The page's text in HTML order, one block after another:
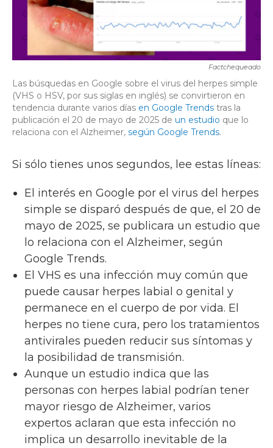
Factchequeado
Las búsquedas en Google sobre el virus del herpes simple
(VHS o HSV, por sus siglas en inglés) se convirtieron en
tendencia durante varios días en Google Trends tras la
publicación el 20 de mayo de 2025 de un estudio que lo
relaciona con el Alzheimer, según Google Trends.
Si sólo tienes unos segundos, lee estas líneas:
El interés en Google por el virus del herpes
simple se disparó después de que, el 20 de
mayo de 2025, se publicara un estudio que
lo relaciona con el Alzheimer, según
Google Trends.
El VHS es una infección muy común que
puede causar herpes labial o genital y
permanece en el cuerpo de por vida. El
herpes no tiene cura, pero los tratamientos
antivirales pueden reducir sus síntomas y
la posibilidad de transmisión.
Aunque un estudio indica que las
personas con herpes labial podrían tener
mayor riesgo de Alzheimer, varios
expertos aclaran que esta infección no
implica un desarrollo inevitable de la